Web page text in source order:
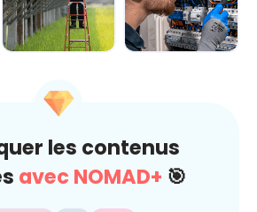
fonctionnement...
les contenus
avec NOMAD+ 🎯